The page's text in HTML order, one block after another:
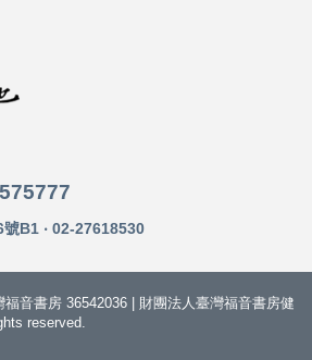
B1 ‧ 02-27618530
音書房 36542036 | 財團法人臺灣福音書房健
reserved.